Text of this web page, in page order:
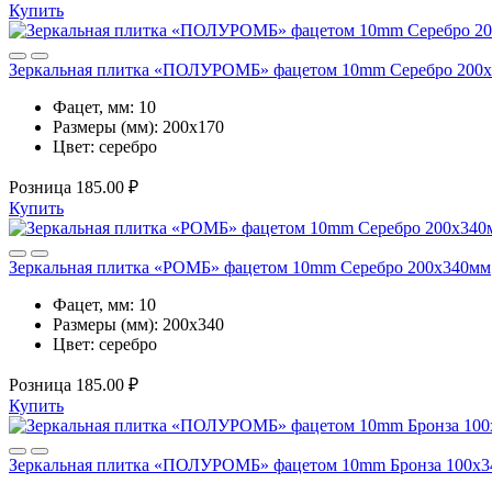
Купить
Зеркальная плитка «ПОЛУРОМБ» фацетом 10mm Серебро
Фацет, мм: 10
Размеры (мм): 200х170
Цвет: серебро
Розница 185.00 ₽
Купить
Зеркальная плитка «РОМБ» фацетом 10mm Серебро 200х340мм
Фацет, мм: 10
Размеры (мм): 200х340
Цвет: серебро
Розница 185.00 ₽
Купить
Зеркальная плитка «ПОЛУРОМБ» фацетом 10mm Бронза